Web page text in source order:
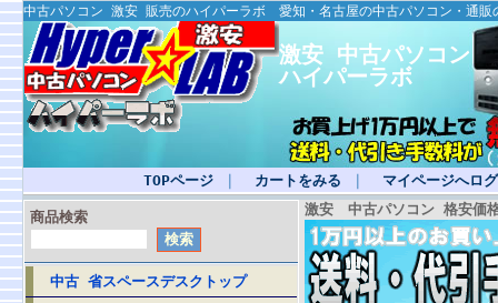
中古パソコン 激安 販売のハイパーラボ 愛知・名古屋の中古パソコン・通販
激安 中古パソコン
ハイパーラボ
TOPページ カートをみる マイページへロ
商品検索
中古 省スペースデスクトップ
激安 中古パソコン 格安価